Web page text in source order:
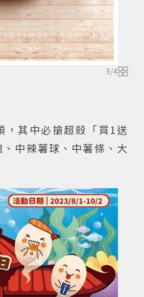
3/4
其中必搶超殺「買1送
中辣薯球、中薯條、大